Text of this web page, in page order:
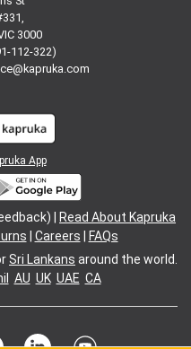
3000
112-322)
App
|
Read About Kapruka
Careers
FAQs
Sri Lankans around the world.
AU UK UAE CA